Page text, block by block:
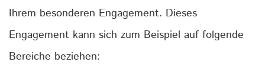
Ihrem besonderen Engagement. Dieses
Engagement kann sich zum Beispiel auf folgende
Bereiche beziehen: